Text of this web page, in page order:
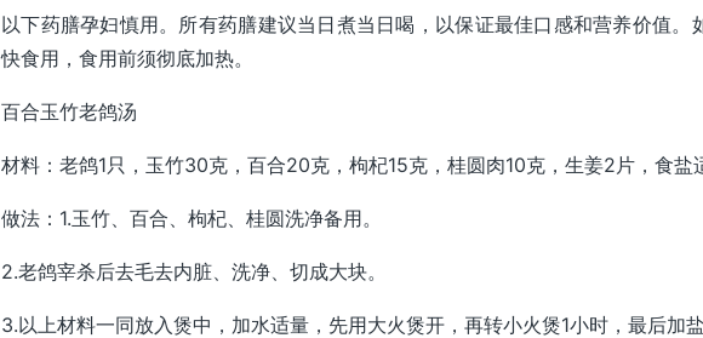
以下药膳孕妇慎用。所有药膳建议当日煮当日喝，以保证最佳口感和营养价值。
快食用，食用前须彻底加热。
百合玉竹老鸽汤
材料：老鸽1只，玉竹30克，百合20克，枸杞15克，桂圆肉10克，生姜2片，食盐
做法：1.玉竹、百合、枸杞、桂圆洗净备用。
2.老鸽宰杀后去毛去内脏、洗净、切成大块。
3.以上材料一同放入煲中，加水适量，先用大火煲开，再转小火煲1小时，最后加盐